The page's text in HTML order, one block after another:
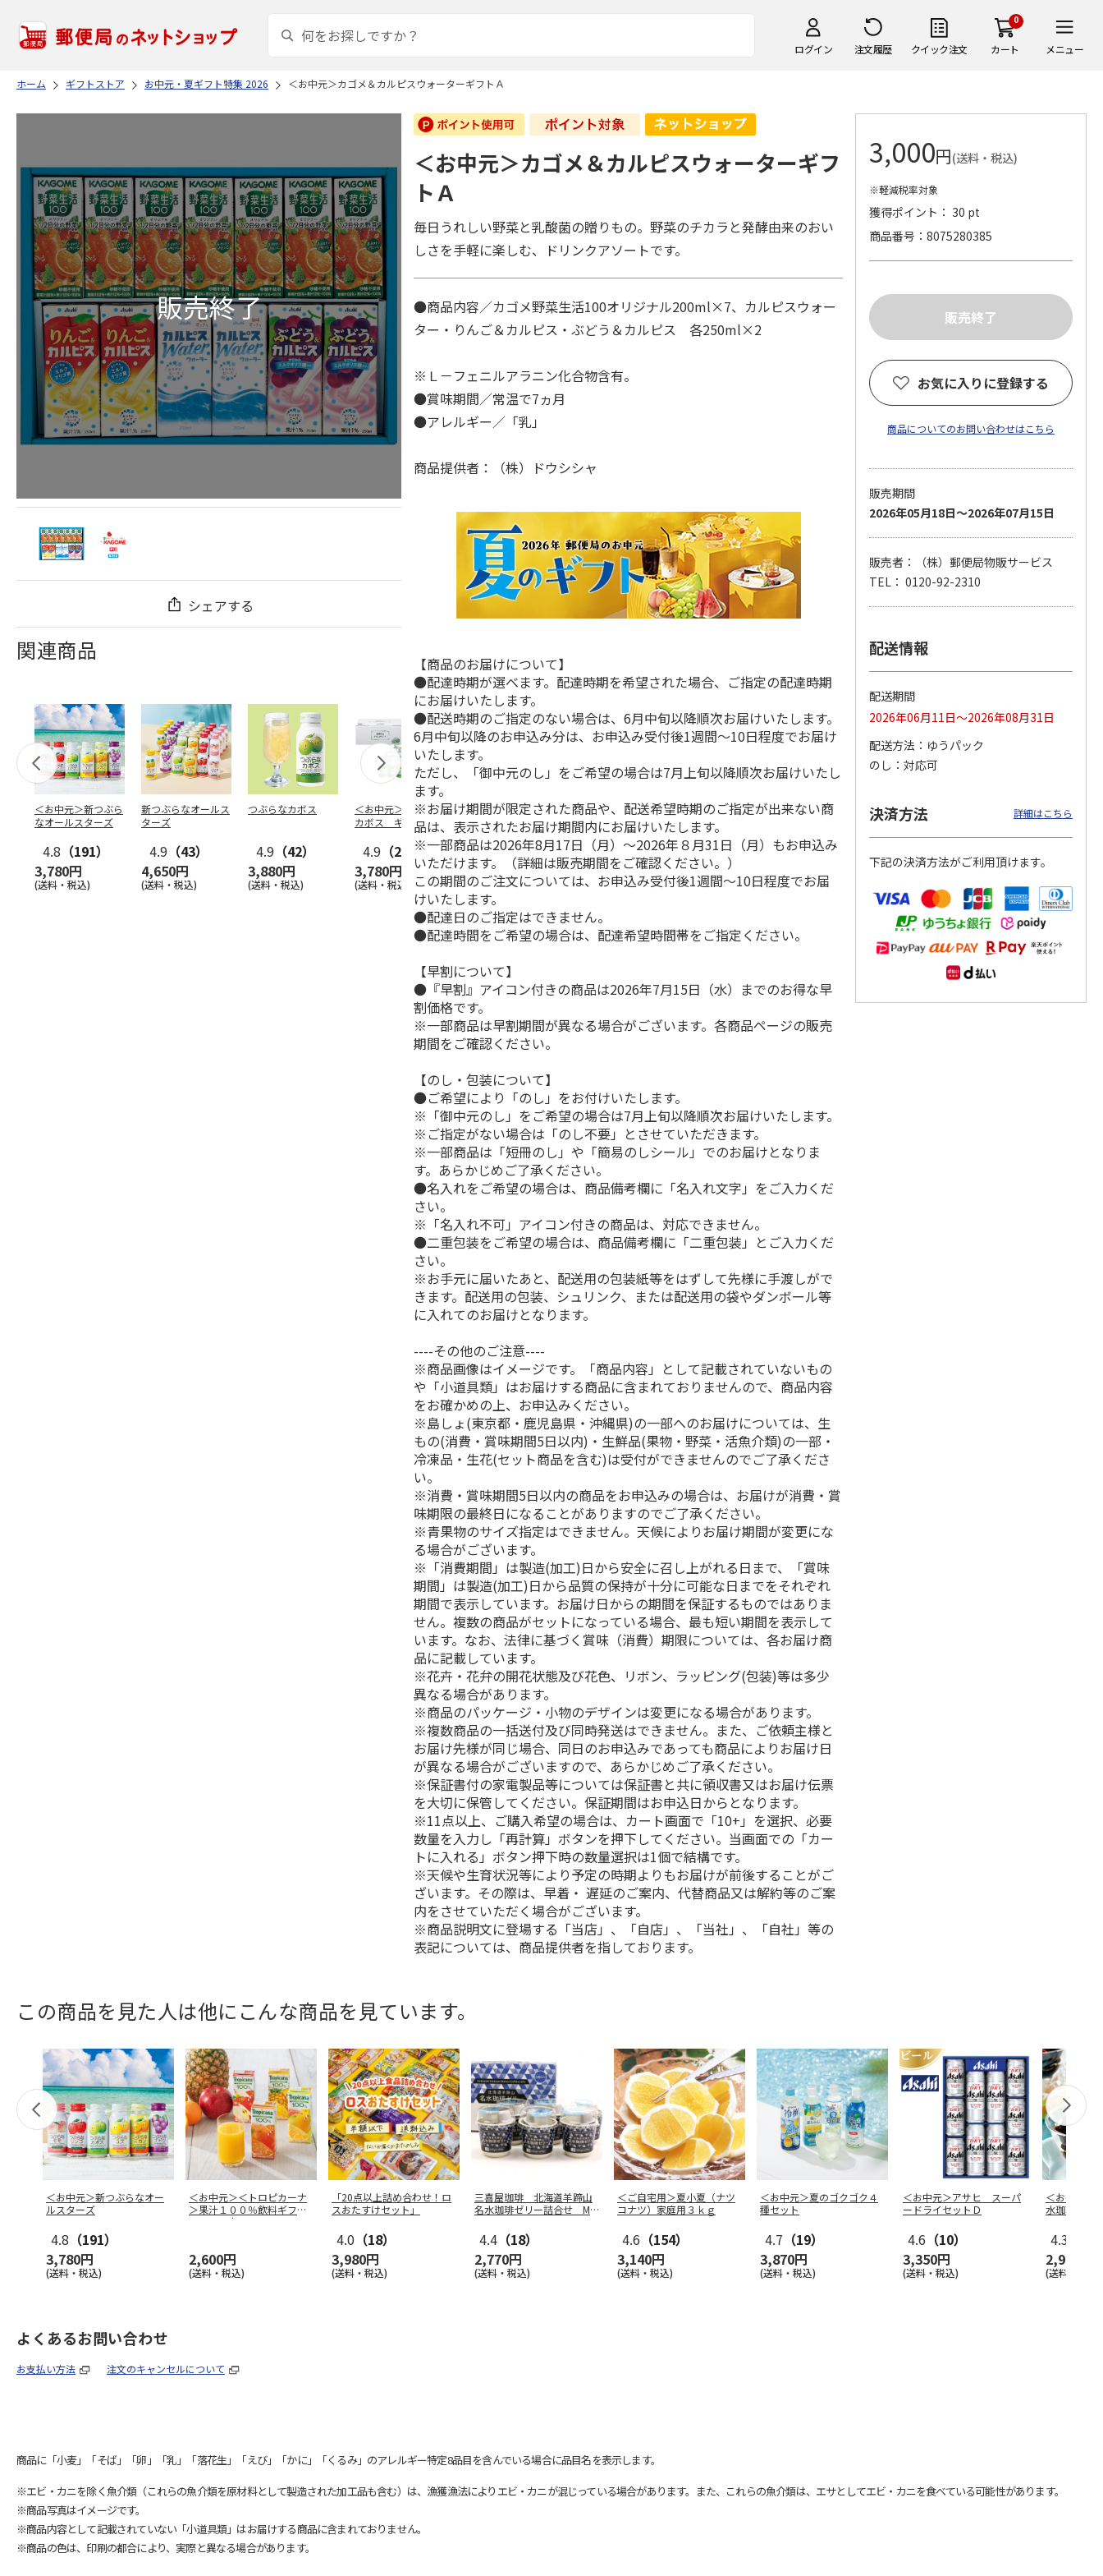
ログイン 注文履歴 クイック注文
0
カート メニュー
ホーム ギフトストア お中元・夏ギフト特集 2026 ＜お中元＞カゴメ＆カルピスウォーターギフトＡ
シェアする
関連商品
＜お中元＞新つぶら
なオールスターズ
4.8 （191）
3,780円
(送料・税込)
新つぶらなオールス
ターズ
4.9 （43）
4,650円
(送料・税込)
つぶらなカボス
4.9 （42）
3,880円
(送料・税込)
＜お中元＞つぶらな
カボス ギフト
4.9 （28）
3,780円
(送料・税込)
つぶらなパイン
4.9（29）
3,880円
(送料・税込)
＜お中元＞夏のゴク
ゴク４種セット
4.7（19）
3,870円
(送料・税込)
ももうめＡ
4.7（14）
2,900円
(送料・税込)
ＷＥＢ定期便つぶら
4.6（11）
3,580円
(送料・税込)
ももうめ・りんごう
めアソート
3,460円
＜お中元＞新つぶら
なオールスターズ
２箱
7,250円
(送料・税込)
＜お中元＞カゴメ＆カルピスウォーターギフ
トＡ
毎日うれしい野菜と乳酸菌の贈りもの。野菜のチカラと発酵由来のおい
しさを手軽に楽しむ、ドリンクアソートです。
●商品内容／カゴメ野菜生活100オリジナル200ml×7、カルピスウォー
ター・りんご＆カルピス・ぶどう＆カルピス 各250ml×2
※Ｌ－フェニルアラニン化合物含有。
●賞味期間／常温で7ヵ月
●アレルギー／「乳」
商品提供者：（株）ドウシシャ
【商品のお届けについて】
●配達時期が選べます。配達時期を希望された場合、ご指定の配達時期
にお届けいたします。
●配送時期のご指定のない場合は、6月中旬以降順次お届けいたします。
6月中旬以降のお申込み分は、お申込み受付後1週間～10日程度でお届け
いたします。
ただし、「御中元のし」をご希望の場合は7月上旬以降順次お届けいたし
ます。
※お届け期間が限定された商品や、配送希望時期のご指定が出来ない商
品は、表示されたお届け期間内にお届けいたします。
※一部商品は2026年8月17日（月）～2026年８月31日（月）もお申込み
いただけます。（詳細は販売期間をご確認ください。）
この期間のご注文については、お申込み受付後1週間～10日程度でお届
けいたします。
●配達日のご指定はできません。
●配達時間をご希望の場合は、配達希望時間帯をご指定ください。
【早割について】
●『早割』アイコン付きの商品は2026年7月15日（水）までのお得な早
割価格です。
※一部商品は早割期間が異なる場合がございます。各商品ページの販売
期間をご確認ください。
【のし・包装について】
●ご希望により「のし」をお付けいたします。
※「御中元のし」をご希望の場合は7月上旬以降順次お届けいたします。
※ご指定がない場合は「のし不要」とさせていただきます。
※一部商品は「短冊のし」や「簡易のしシール」でのお届けとなりま
す。あらかじめご了承ください。
●名入れをご希望の場合は、商品備考欄に「名入れ文字」をご入力くだ
さい。
※「名入れ不可」アイコン付きの商品は、対応できません。
●二重包装をご希望の場合は、商品備考欄に「二重包装」とご入力くだ
さい。
※お手元に届いたあと、配送用の包装紙等をはずして先様に手渡しがで
きます。配送用の包装、シュリンク、または配送用の袋やダンボール等
に入れてのお届けとなります。
----その他のご注意----
※商品画像はイメージです。「商品内容」として記載されていないもの
や「小道具類」はお届けする商品に含まれておりませんので、商品内容
をお確かめの上、お申込みください。
※島しょ(東京都・鹿児島県・沖縄県)の一部へのお届けについては、生
もの(消費・賞味期間5日以内)・生鮮品(果物・野菜・活魚介類)の一部・
冷凍品・生花(セット商品を含む)は受付ができませんのでご了承くださ
い。
※消費・賞味期間5日以内の商品をお申込みの場合は、お届けが消費・賞
味期限の最終日になることがありますのでご了承ください。
※青果物のサイズ指定はできません。天候によりお届け期間が変更にな
る場合がございます。
※「消費期間」は製造(加工)日から安全に召し上がれる日まで、「賞味
期間」は製造(加工)日から品質の保持が十分に可能な日までをそれぞれ
期間で表示しています。お届け日からの期間を保証するものではありま
せん。複数の商品がセットになっている場合、最も短い期間を表示して
います。なお、法律に基づく賞味（消費）期限については、各お届け商
品に記載しています。
※花卉・花弁の開花状態及び花色、リボン、ラッピング(包装)等は多少
異なる場合があります。
※商品のパッケージ・小物のデザインは変更になる場合があります。
※複数商品の一括送付及び同時発送はできません。また、ご依頼主様と
お届け先様が同じ場合、同日のお申込みであっても商品によりお届け日
が異なる場合がございますので、あらかじめご了承ください。
※保証書付の家電製品等については保証書と共に領収書又はお届け伝票
を大切に保管してください。保証期間はお申込日からとなります。
※11点以上、ご購入希望の場合は、カート画面で「10+」を選択、必要
数量を入力し「再計算」ボタンを押下してください。当画面での「カー
トに入れる」ボタン押下時の数量選択は1個で結構です。
※天候や生育状況等により予定の時期よりもお届けが前後することがご
ざいます。その際は、早着・ 遅延のご案内、代替商品又は解約等のご案
内をさせていただく場合がございます。
※商品説明文に登場する「当店」、「自店」、「当社」、「自社」等の
表記については、商品提供者を指しております。
3,000円(送料・税込)
※軽減税率対象
獲得ポイント： 30 pt
商品番号
8075280385
お気に入りに登録する
商品についてのお問い合わせはこちら
販売期間
2026年05月18日～2026年07月15日
販売者：（株）郵便局物販サービス
TEL： 0120-92-2310
配送情報
配送期間
2026年06月11日～2026年08月31日
配送方法
ゆうパック
のし
対応可
決済方法 詳細はこちら
下記の決済方法がご利用頂けます。
この商品を見た人は他にこんな商品を見ています。
＜お中元＞新つぶらなオー
ルスターズ
4.8 （191）
3,780円
(送料・税込)
＜お中元＞＜トロピカーナ
＞果汁１００％飲料ギフ
ト １２本
2,600円
(送料・税込)
「20点以上詰め合わせ！ロ
スおたすけセット」
4.0 （18）
3,980円
(送料・税込)
三喜屋珈琲 北海道羊蹄山
名水珈琲ゼリー詰合せ MC
4.4 （18）
2,770円
(送料・税込)
＜ご自宅用＞夏小夏（ナツ
コナツ）家庭用３ｋｇ
4.6 （154）
3,140円
(送料・税込)
＜お中元＞夏のゴクゴク４
種セット
4.7 （19）
3,870円
(送料・税込)
＜お中元＞アサヒ スーパ
ードライセットＤ
4.6 （10）
3,350円
(送料・税込)
＜お中元＞
水珈琲ゼリ
4.3
2,980円
(送料・税込)
よくあるお問い合わせ
お支払い方法 注文のキャンセルについて
商品に「小麦」「そば」「卵」「乳」「落花生」「えび」「かに」「くるみ」のアレルギー特定8品目を含んでいる場合に品目名を表示します。
※エビ・カニを除く魚介類（これらの魚介類を原材料として製造された加工品も含む）は、漁獲漁法によりエビ・カニが混じっている場合があります。また、これらの魚介類は、エサとしてエビ・カニを食べている可能性があります。
※商品写真はイメージです。
※商品内容として記載されていない「小道具類」はお届けする商品に含まれておりません。
※商品の色は、印刷の都合により、実際と異なる場合があります。